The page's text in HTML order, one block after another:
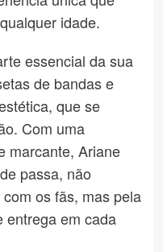
idade.
essencial da sua
de bandas e
que se
Com uma
marcante, Ariane
passa, não
os fãs, mas pela
entrega em cada